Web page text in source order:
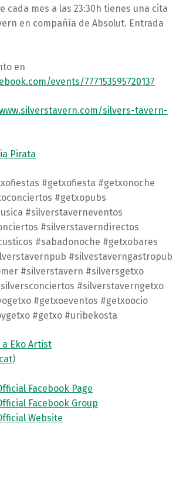
cada mes a las 23:30h tienes una cita
en compañía de Absolut. Entrada
en
events/777153595720137
silvers-tavern-
Pirata
‪#‎getxofiesta‬ ‪#‎getxonoche‬
‪#‎getxopubs‬
‪#‎silverstaverneventos‬
‪#‎silverstaverndirectos‬
‪#‎sabadonoche‬ ‪#‎getxobares‬
‪#‎silvestaverngastropub‬
‪#‎silverstavern‬ ‪#‎silversgetxo‬
‪#‎silverstaverngetxo‬
‪#‎getxoeventos‬ ‪#‎getxoocio‬
‪#‎getxo‬ ‪#‎uribekosta‬
a Eko Artist
)
Facebook Page
Facebook Group
Website